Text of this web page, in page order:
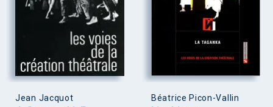
Jean Jacquot Béatrice Picon-Vallin